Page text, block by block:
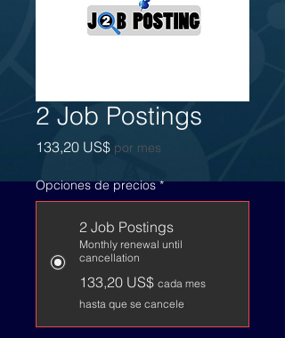
2 Job Postings
133,20 US$Precio
por mes
Opciones de precios *
2 Job Postings
Monthly renewal until
cancellation
133,20 US$ cada mes
hasta que se cancele